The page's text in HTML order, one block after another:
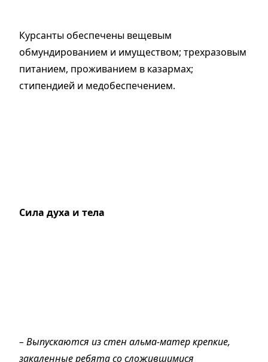
Курсанты обеспечены вещевым
обмундированием и имуществом; трехразовым
питанием, проживанием в казармах;
стипендией и медобеспечением.
Сила духа и тела
– Выпускаются из стен альма-матер крепкие,
закаленные ребята со сложившимися